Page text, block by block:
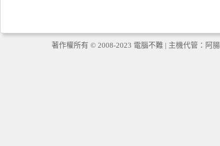
著作權所有 © 2008-2023 電腦不難 | 主機代管： 阿